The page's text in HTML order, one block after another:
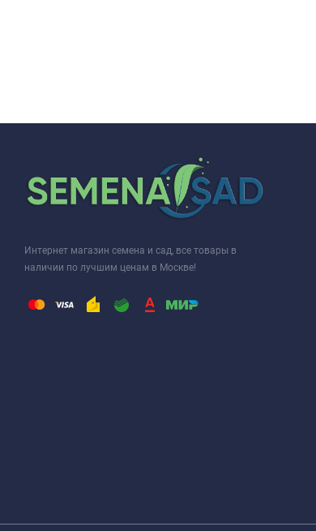
Интернет магазин семена и сад, все товары в
наличии по лучшим ценам в Москве!